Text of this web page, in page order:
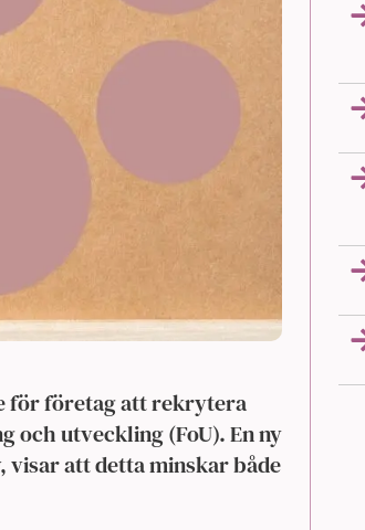
för företag att rekrytera
utveckling (FoU). En ny
visar att detta minskar både